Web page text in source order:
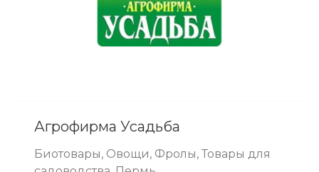
Агрофирма Усадьба
Биотовары, Овощи, Фролы, Товары для